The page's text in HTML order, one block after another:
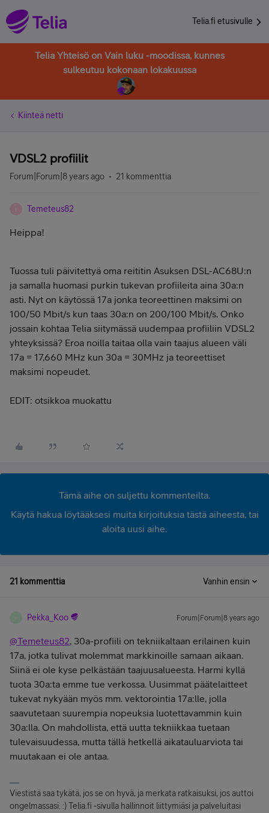
Telia.fi etusivulle
Telia Yhteisö on Vain luku -moodissa, kunnes
sulkeutuu kokonaan lokakuussa
Kiinteä netti
VDSL2 profiilit
Forum|Forum|8 years ago 21 kommenttia
Temeteus82
Heippa!
Tuossa tuli päivitettyä oma reititin Asuksen DSL-AC68U:n
ja samalla huomasi purkin tukevan profiileita aina 30a:n
asti. Nyt on käytössä 17a jonka teoreettinen maksimi on
100/50 Mbit/s kun taas 30a:n on 200/100 Mbit/s. Onko
jossain kohtaa Telia siitymässä uudempaa profiiliin VDSL2
yhteyksissä? Eroa noilla taitaa olla vain taajus alueen väli
17a = 17,660 MHz kun 30a = 30MHz ja teoreettiset
maksimi nopeudet.
EDIT: otsikkoa muokattu
Tämä aihe on suljettu kommenteilta.
Käytä hakua löytääksesi muita kirjoituksia tästä aiheesta, tai
aloita uusi aihe.
21 kommenttia Vanhin ensin
Pekka_Koo Forum|Forum|8 years ago
@Temeteus82, 30a-profiili on tekniikaltaan erilainen kuin
17a, jotka tulivat molemmat markkinoille samaan aikaan.
Siinä ei ole kyse pelkästään taajuusalueesta. Harmi kyllä
tuota 30a:ta emme tue verkossa. Uusimmat päätelaitteet
tukevat nykyään myös mm. vektorointia 17a:lle, jolla
saavutetaan suurempia nopeuksia luotettavammin kuin
30a:lla. On mahdollista, että uutta tekniikkaa tuetaan
tulevaisuudessa, mutta tällä hetkellä aikatauluarviota tai
muutakaan ei ole antaa.
Viestistä saa tykätä, jos se on hyvä, ja merkata ratkaisuksi, jos auttoi
ongelmassasi. :) Telia.fi -sivulla hallinnoit liittymiäsi ja palveluitasi